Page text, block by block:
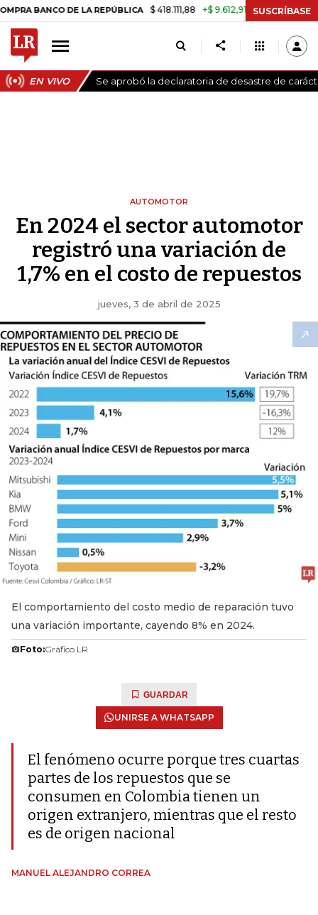
DE LA REPÚBLICA $ 418.111,88 +$ 9.612,91 +2,35% TASA DE
SUSCRÍBASE
EN VIVO Se aprobó la declaratoria de desastre de
AUTOMOTOR
En 2024 el sector automotor
registró una variación de
1,7% en el costo de repuestos
jueves, 3 de abril de 2025
El comportamiento del costo medio de reparación tuvo
una variación importante, cayendo 8% en 2024.
Foto:Gráfico LR
GUARDAR
UNIRSE A WHATSAPP
El fenómeno ocurre porque tres cuartas
partes de los repuestos que se
consumen en Colombia tienen un
origen extranjero, mientras que el resto
es de origen nacional
MANUEL ALEJANDRO CORREA